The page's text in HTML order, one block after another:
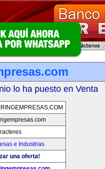
lo ha puesto en Venta
e Industrias
una oferta!